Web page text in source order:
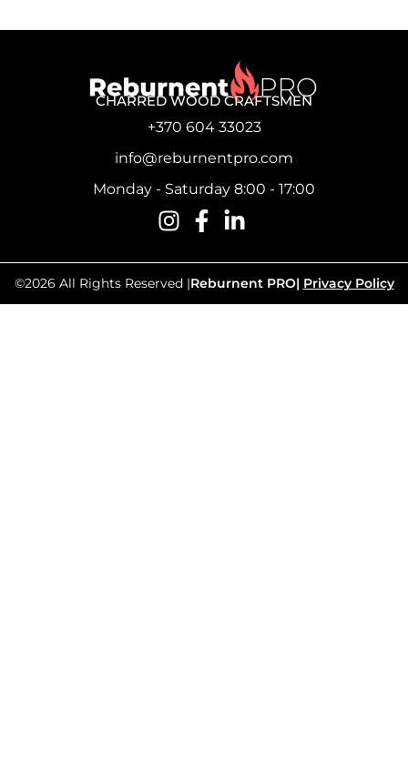
CHARRED WOOD CRAFTSMEN
+370 604 33023
info@reburnentpro.com
Monday - Saturday 8:00 - 17:00
©2026 All Rights Reserved |Reburnent PRO| Privacy Policy